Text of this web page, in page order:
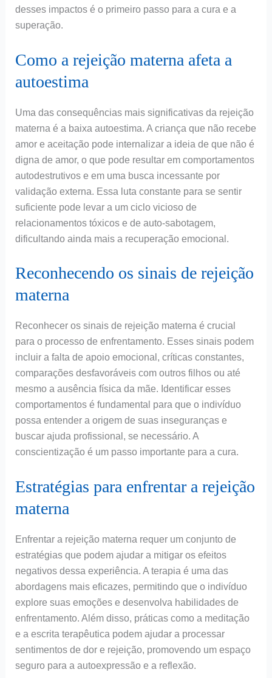
desses impactos é o primeiro passo para a cura e a
superação.
Como a rejeição materna afeta a
autoestima
Uma das consequências mais significativas da rejeição
materna é a baixa autoestima. A criança que não recebe
amor e aceitação pode internalizar a ideia de que não é
digna de amor, o que pode resultar em comportamentos
autodestrutivos e em uma busca incessante por
validação externa. Essa luta constante para se sentir
suficiente pode levar a um ciclo vicioso de
relacionamentos tóxicos e de auto-sabotagem,
dificultando ainda mais a recuperação emocional.
Reconhecendo os sinais de rejeição
materna
Reconhecer os sinais de rejeição materna é crucial
para o processo de enfrentamento. Esses sinais podem
incluir a falta de apoio emocional, críticas constantes,
comparações desfavoráveis com outros filhos ou até
mesmo a ausência física da mãe. Identificar esses
comportamentos é fundamental para que o indivíduo
possa entender a origem de suas inseguranças e
buscar ajuda profissional, se necessário. A
conscientização é um passo importante para a cura.
Estratégias para enfrentar a rejeição
materna
Enfrentar a rejeição materna requer um conjunto de
estratégias que podem ajudar a mitigar os efeitos
negativos dessa experiência. A terapia é uma das
abordagens mais eficazes, permitindo que o indivíduo
explore suas emoções e desenvolva habilidades de
enfrentamento. Além disso, práticas como a meditação
e a escrita terapêutica podem ajudar a processar
sentimentos de dor e rejeição, promovendo um espaço
seguro para a autoexpressão e a reflexão.